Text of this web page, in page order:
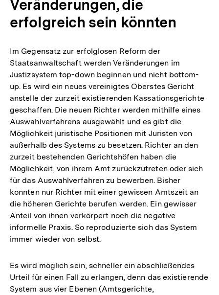
Veränderungen, die
erfolgreich sein könnten
Im Gegensatz zur erfolglosen Reform der
Staatsanwaltschaft werden Veränderungen im
Justizsystem top-down beginnen und nicht bottom-
up. Es wird ein neues vereinigtes Oberstes Gericht
anstelle der zurzeit existierenden Kassationsgerichte
geschaffen. Die neuen Richter werden mithilfe eines
Auswahlverfahrens ausgewählt und es gibt die
Möglichkeit juristische Positionen mit Juristen von
außerhalb des Systems zu besetzen. Richter an den
zurzeit bestehenden Gerichtshöfen haben die
Möglichkeit, von ihrem Amt zurückzutreten oder sich
für das Auswahlverfahren zu bewerben. Bisher
konnten nur Richter mit einer gewissen Amtszeit an
die höheren Gerichte berufen werden. Ein gewisser
Anteil von ihnen verkörpert noch die negative
informelle Praxis. So reproduzierte sich das System
immer wieder von selbst.
Es wird möglich sein, schneller ein abschließendes
Urteil für einen Fall zu erlangen, denn das existierende
System aus vier Ebenen (Amtsgerichte,